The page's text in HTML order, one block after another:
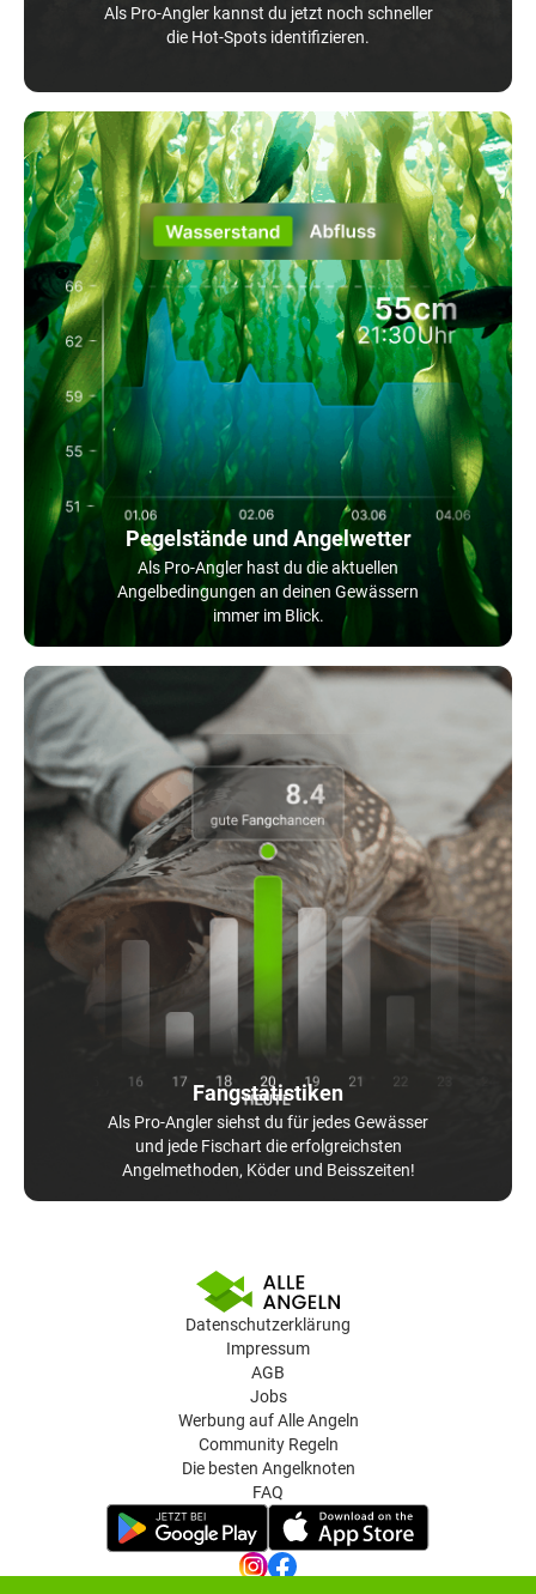
Als Pro-Angler kannst du jetzt noch schneller
die Hot-Spots identifizieren.
Pegelstände und Angelwetter
Als Pro-Angler hast du die aktuellen
Angelbedingungen an deinen Gewässern
immer im Blick.
Fangstatistiken
Als Pro-Angler siehst du für jedes Gewässer
und jede Fischart die erfolgreichsten
Angelmethoden, Köder und Beisszeiten!
Datenschutzerklärung
Impressum
AGB
Jobs
Werbung auf Alle Angeln
Community Regeln
Die besten Angelknoten
FAQ